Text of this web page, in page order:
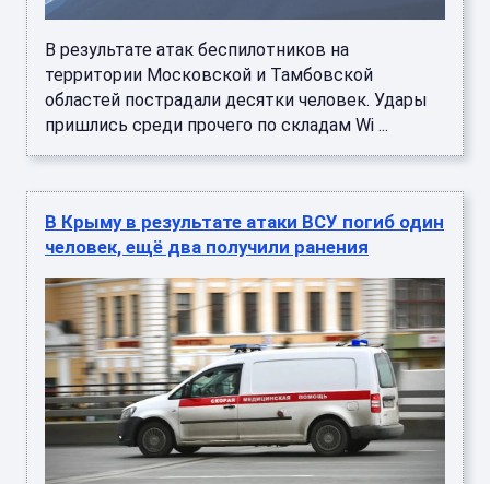
В результате атак беспилотников на
территории Московской и Тамбовской
областей пострадали десятки человек. Удары
пришлись среди прочего по складам Wi ...
В Крыму в результате атаки ВСУ погиб один
человек, ещё два получили ранения